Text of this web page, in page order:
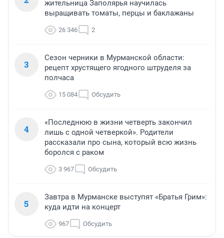
жительница Заполярья научилась
выращивать томаты, перцы и баклажаны
26 346 2
3
Сезон черники в Мурманской области:
рецепт хрустящего ягодного штруделя за
полчаса
15 084 Обсудить
4
«Последнюю в жизни четверть закончил
лишь с одной четверкой». Родители
рассказали про сына, который всю жизнь
боролся с раком
3 967 Обсудить
5
Завтра в Мурманске выступят «Братья Грим»:
куда идти на концерт
967 Обсудить